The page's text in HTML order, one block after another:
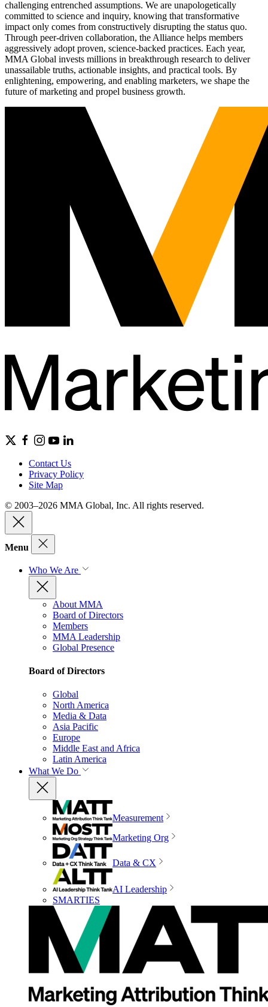
challenging entrenched assumptions. We are unapologetically
committed to science and inquiry, knowing that transformative
impact only comes from constructively disrupting the status quo.
Through peer-driven collaboration, the Alliance helps members
aggressively adopt proven, science-backed practices. Each year,
MMA Global invests millions in breakthrough research to deliver
unassailable truths, actionable insights, and practical tools. By
enlightening, empowering, and enabling marketers, we shape the
future of marketing and propel business growth.
Contact Us
Privacy Policy
Site Map
© 2003–2026 MMA Global, Inc. All rights reserved.
Menu
Who We Are
About MMA
Board of Directors
Members
MMA Leadership
Global Presence
Board of Directors
Global
North America
Media & Data
Asia Pacific
Europe
Middle East and Africa
Latin America
What We Do
Measurement
Marketing Org
Data & CX
AI Leadership
SMARTIES